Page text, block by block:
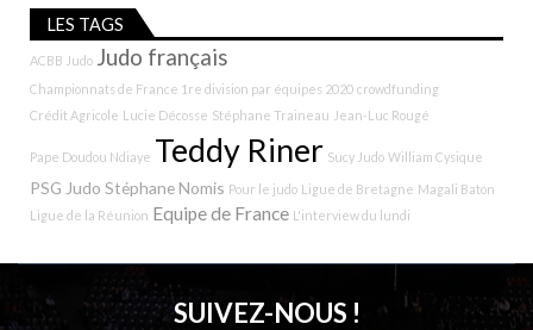
LES TAGS
ACBB Judo Judo français
Championnats de France 1re division par équipes 2020 crowdfunding
Crédit Agricole Lucie Décosse Stéphane Traineau Jean-Luc Rougé
Pape Doudou Ndiaye Teddy Riner Sucy Judo William Cysique
PSG Judo Stéphane Nomis Pour le judo Ligue de Bretagne Magali Baton
Ligue de la Réunion Equipe de France L'interview du lundi
SUIVEZ-NOUS !